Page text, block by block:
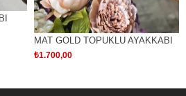
MAT GOLD TOPUKLU AYAKKABI
₺1.700,00